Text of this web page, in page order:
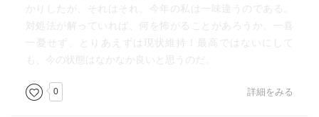
かりしたが、それはそれ。今年の私は一味違うのである。
対処法が解っていれば、何を怖がることがあろうか。一喜
一憂せず、とりあえずは現状維持！最高ではないにして
も、今の状態はなかなか良いと思うのだ。
0 詳細をみる